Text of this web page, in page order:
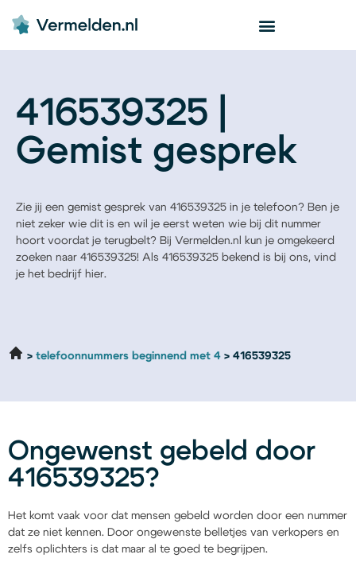
416539325 |
Gemist gesprek
Zie jij een gemist gesprek van 416539325 in je telefoon? Ben je
niet zeker wie dit is en wil je eerst weten wie bij dit nummer
hoort voordat je terugbelt? Bij Vermelden.nl kun je omgekeerd
zoeken naar 416539325! Als 416539325 bekend is bij ons, vind
je het bedrijf hier.
telefoonnummers beginnend met 4 416539325
Ongewenst gebeld door
416539325?
Het komt vaak voor dat mensen gebeld worden door een nummer
dat ze niet kennen. Door ongewenste belletjes van verkopers en
zelfs oplichters is dat maar al te goed te begrijpen.